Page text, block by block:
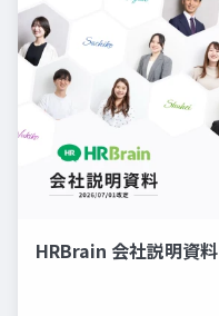
HRBrain 会社説明資料